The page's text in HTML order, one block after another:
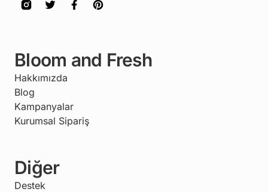
Bloom and Fresh
Hakkımızda
Blog
Kampanyalar
Kurumsal Sipariş
Diğer
Destek